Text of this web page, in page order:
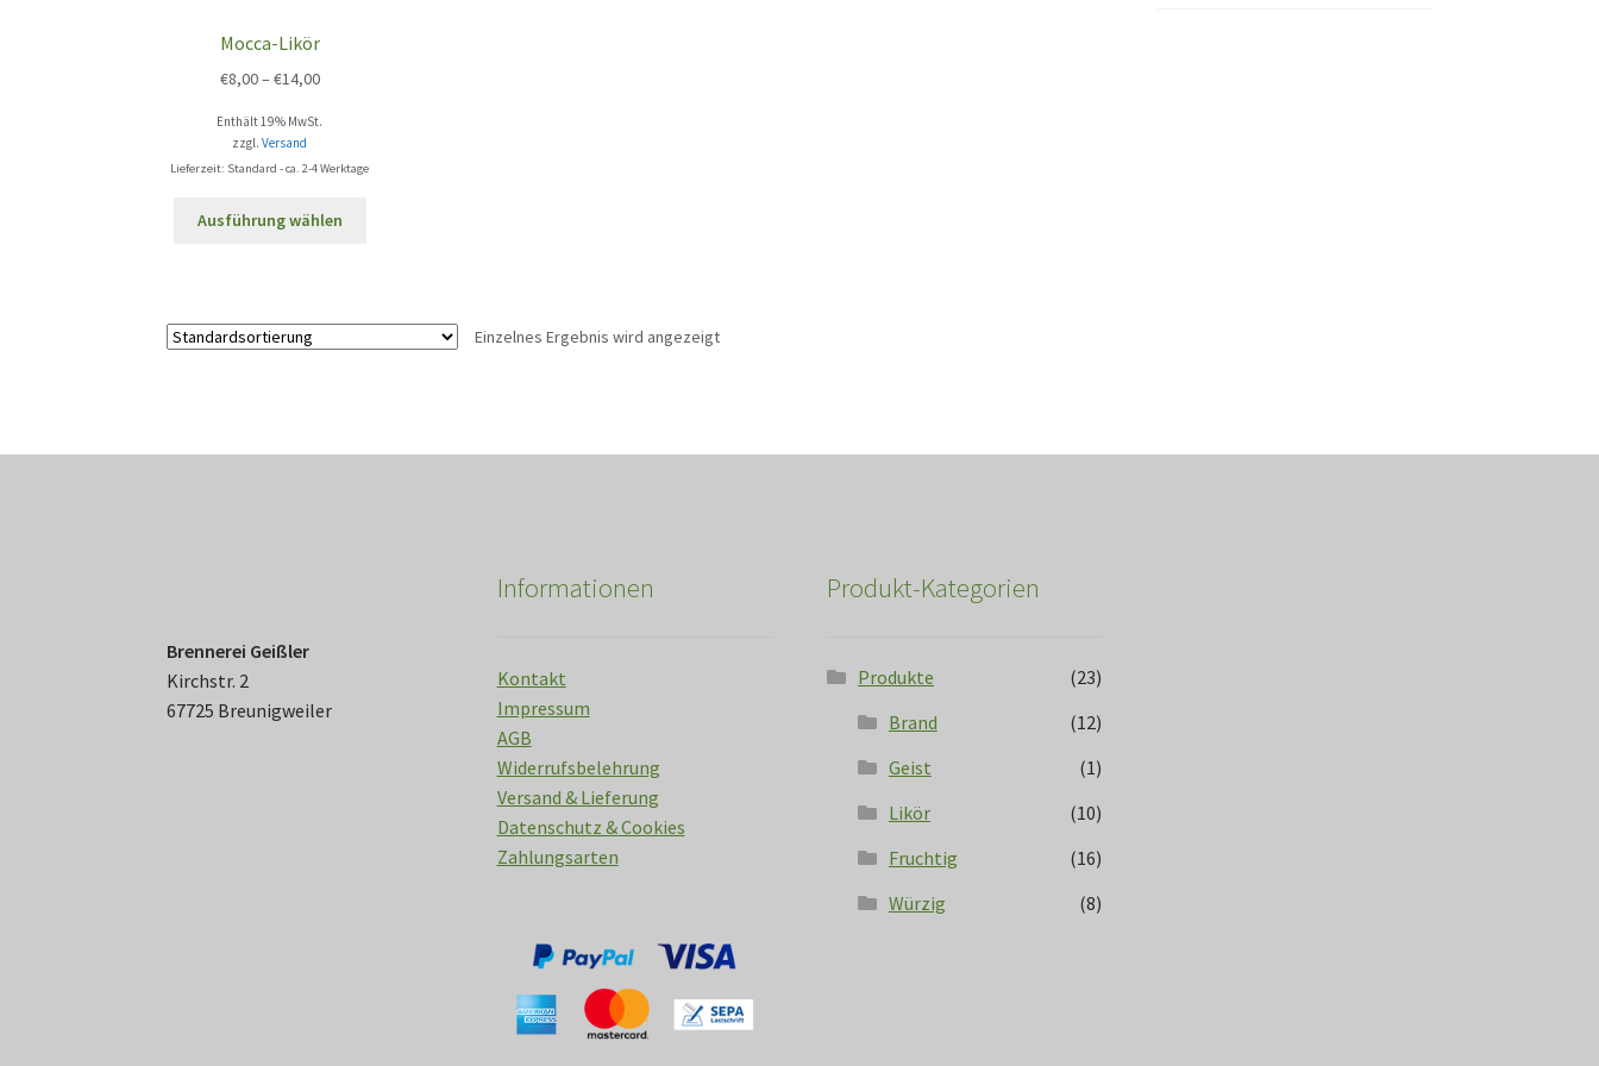
Mocca-Likör
€8,00– €14,00
Enthält 19% MwSt.
zzgl.Versand
Lieferzeit: Standard - ca. 2-4 Werktage
Ausführung wählen
Einzelnes Ergebnis wird angezeigt
Brennerei Geißler
Kirchstr. 2
67725 Breunigweiler
Informationen
Kontakt
Impressum
AGB
Widerrufsbelehrung
Versand & Lieferung
Datenschutz & Cookies
Zahlungsarten
Produkt-Kategorien
Produkte
(23)
Brand
(12)
Geist
(1)
Likör
(10)
Fruchtig
(16)
Würzig
(8)